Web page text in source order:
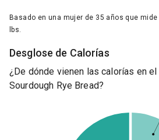
Basado en una mujer de 35 años que
lbs.
Desglose de Calorías
¿De dónde vienen las calorías en
Sourdough Rye Bread?